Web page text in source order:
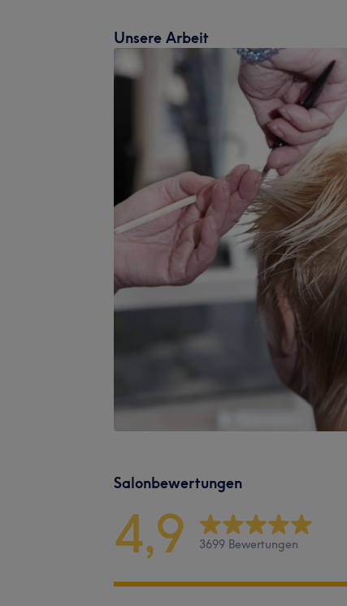
Unsere Arbeit
Salonbewertungen
4,9 3699 Bewertungen